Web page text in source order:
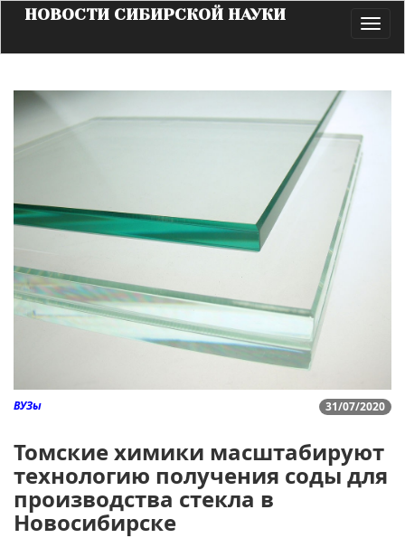
НОВОСТИ СИБИРСКОЙ НАУКИ
31/07/2020
ВУЗы
Томские химики масштабируют
технологию получения соды для
производства стекла в
Новосибирске